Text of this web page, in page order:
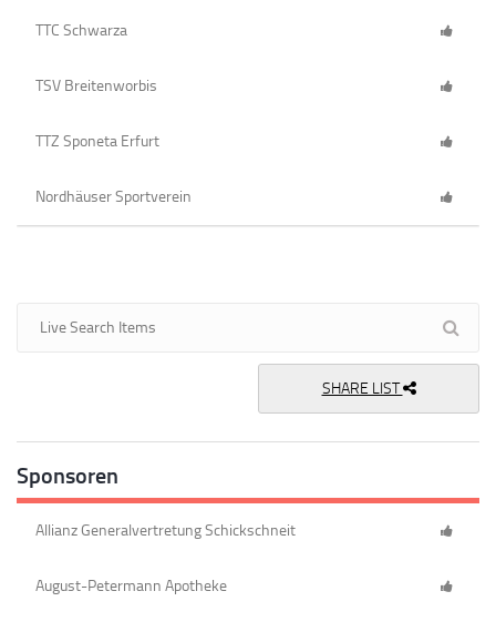
TTC Schwarza
TSV Breitenworbis
TTZ Sponeta Erfurt
Nordhäuser Sportverein
SHARE LIST
Sponsoren
Allianz Generalvertretung Schickschneit
August-Petermann Apotheke